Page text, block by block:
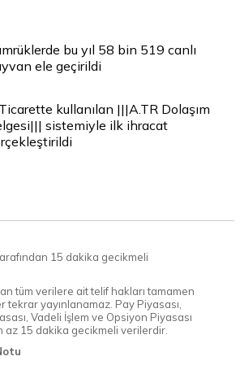
bu yıl 58 bin 519 canlı
ele geçirildi
kullanılan |||A.TR Dolaşım
sistemiyle ilk ihracat
15 dakika gecikmeli
tüm verilere ait telif hakları tamamen
tekrar yayınlanamaz. Pay Piyasası,
Vadeli İşlem ve Opsiyon Piyasası
az 15 dakika gecikmeli verilerdir.